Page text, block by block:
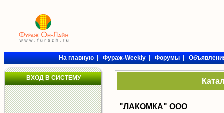
На главную|Фураж-Weekly|Форумы|
ВХОД В СИСТЕМУ
"ЛАКОМКА" ООО